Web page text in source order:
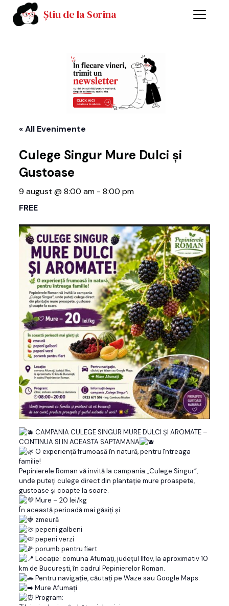
Știu de la Sorina
« All Evenimente
Culege Singur Mure Dulci și
Gustoase
9 august @ 8:00 am- 8:00 pm
FREE
CAMPANIA CULEGE SINGUR MURE DULCI ȘI AROMATE –
CONTINUA SI IN ACEASTA SAPTAMANA
O experiență frumoasă în natură, pentru întreaga
familie!
Pepinierele Roman vă invită la campania „Culege Singur”,
unde puteți culege direct din plantație mure proaspete,
gustoase și coapte la soare.
Mure – 20 lei/kg
În această perioadă mai găsiți și:
zmeură
pepeni galbeni
pepeni verzi
porumb pentru fiert
Locație: comuna Afumați, județul Ilfov, la aproximativ 10
km de București, în cadrul Pepinierelor Roman.
Pentru navigație, căutați pe Waze sau Google Maps:
Mure Afumați
Program: